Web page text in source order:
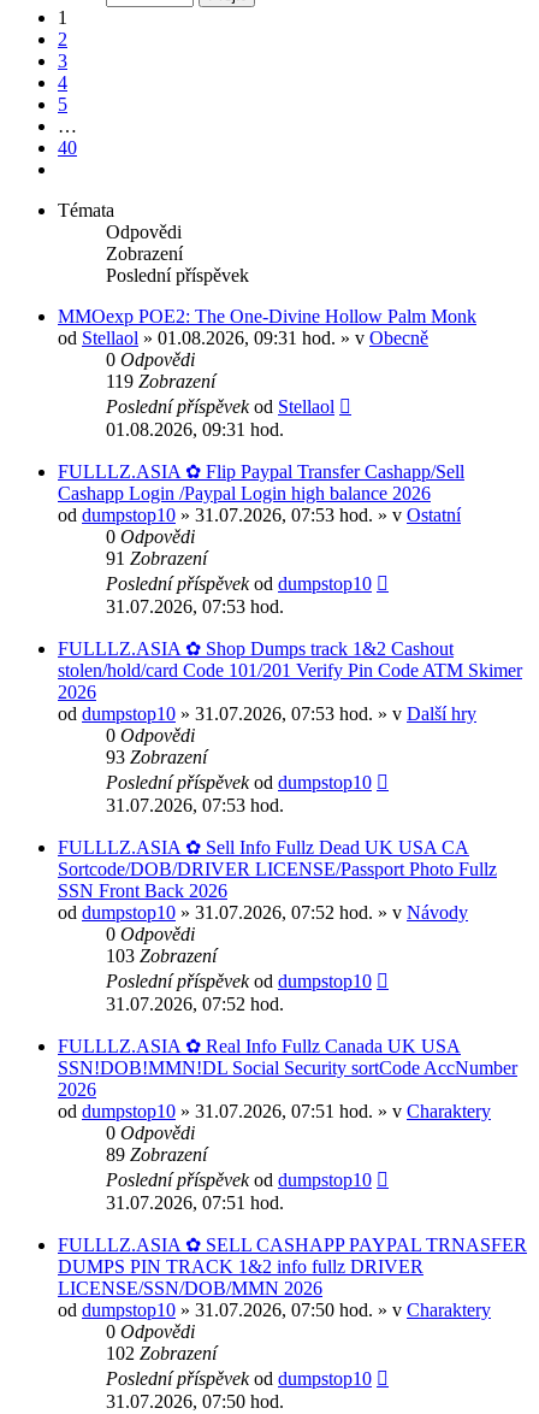
z
40
1
2
3
4
5
…
40
Témata
Odpovědi
Zobrazení
Poslední příspěvek
MMOexp POE2: The One-Divine Hollow Palm Monk
od Stellaol » 01.08.2026, 09:31 hod. » v Obecně
0 Odpovědi
119 Zobrazení
Poslední příspěvekod Stellaol
01.08.2026, 09:31 hod.
FULLLZ.ASIA ✿ Flip Paypal Transfer Cashapp/Sell
Cashapp Login /Paypal Login high balance 2026
od dumpstop10 » 31.07.2026, 07:53 hod. » v Ostatní
0 Odpovědi
91 Zobrazení
Poslední příspěvekod dumpstop10
31.07.2026, 07:53 hod.
FULLLZ.ASIA ✿ Shop Dumps track 1&2 Cashout
stolen/hold/card Code 101/201 Verify Pin Code ATM Skimer
2026
od dumpstop10 » 31.07.2026, 07:53 hod. » v Další hry
0 Odpovědi
93 Zobrazení
Poslední příspěvekod dumpstop10
31.07.2026, 07:53 hod.
FULLLZ.ASIA ✿ Sell Info Fullz Dead UK USA CA
Sortcode/DOB/DRIVER LICENSE/Passport Photo Fullz
SSN Front Back 2026
od dumpstop10 » 31.07.2026, 07:52 hod. » v Návody
0 Odpovědi
103 Zobrazení
Poslední příspěvekod dumpstop10
31.07.2026, 07:52 hod.
FULLLZ.ASIA ✿ Real Info Fullz Canada UK USA
SSN!DOB!MMN!DL Social Security sortCode AccNumber
2026
od dumpstop10 » 31.07.2026, 07:51 hod. » v Charaktery
0 Odpovědi
89 Zobrazení
Poslední příspěvekod dumpstop10
31.07.2026, 07:51 hod.
FULLLZ.ASIA ✿ SELL CASHAPP PAYPAL TRNASFER
DUMPS PIN TRACK 1&2 info fullz DRIVER
LICENSE/SSN/DOB/MMN 2026
od dumpstop10 » 31.07.2026, 07:50 hod. » v Charaktery
0 Odpovědi
102 Zobrazení
Poslední příspěvekod dumpstop10
31.07.2026, 07:50 hod.